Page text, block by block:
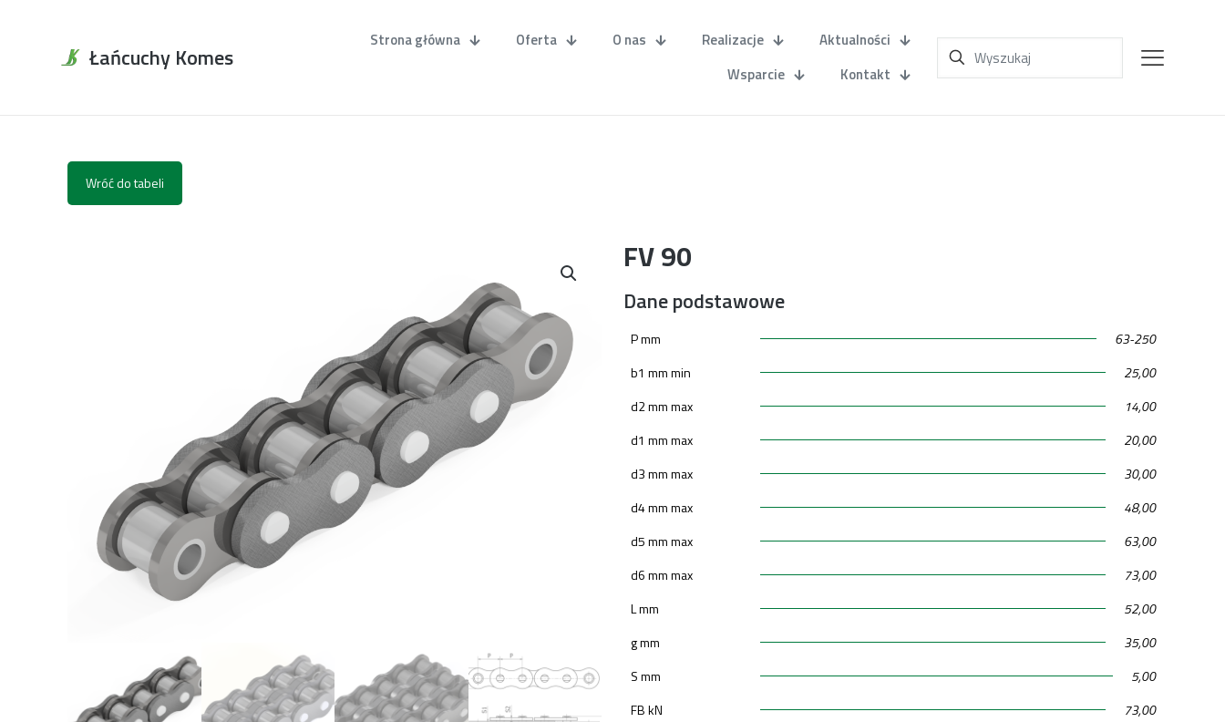
Łańcuchy Komes
Strona główna Oferta O nas Realizacje
Aktualności
Wsparcie
Kontakt
Wróć do tabeli
FV 90
Dane podstawowe
P mm
63-250
b1 mm min
25,00
d2 mm max
14,00
d1 mm max
20,00
d3 mm max
30,00
d4 mm max
48,00
d5 mm max
63,00
d6 mm max
73,00
L mm
52,00
g mm
35,00
S mm
5,00
FB kN
73,00